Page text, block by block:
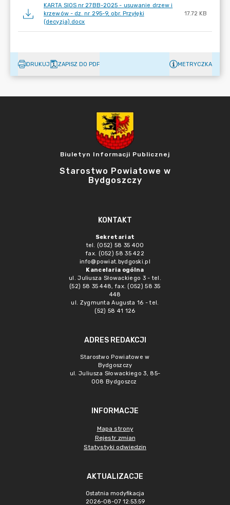
KARTA SIOS nr 27BB-2025 - usuwanie drzew i
krzewów - dz. nr 295-9, obr. Przyłęki
(decyzja).docx
17.72 KB
DRUKUJ ZAPISZ DO PDF METRYCZKA
Biuletyn Informacji Publicznej
Starostwo Powiatowe w
Bydgoszczy
KONTAKT
Sekretariat
tel. (052) 58 35 400
fax. (052) 58 35 422
info@powiat.bydgoski.pl
Kancelaria ogólna
ul. Juliusza Słowackiego 3 - tel.
(52) 58 35 448, fax. (052) 58 35
448
ul. Zygmunta Augusta 16 - tel.
(52) 58 41 126
ADRES REDAKCJI
Starostwo Powiatowe w
Bydgoszczy
ul. Juliusza Słowackiego 3, 85-
008 Bydgoszcz
INFORMACJE
Mapa strony
Rejestr zmian
Statystyki odwiedzin
AKTUALIZACJE
Ostatnia modyfikacja
2026-08-07 12:53:59